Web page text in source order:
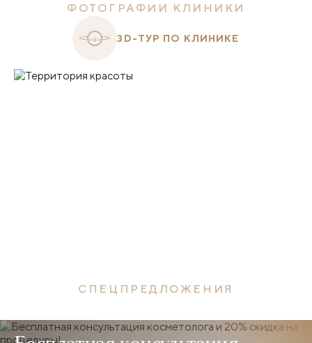
ФОТОГРАФИИ КЛИНИКИ
3D-ТУР ПО КЛИНИКЕ
СПЕЦПРЕДЛОЖЕНИЯ